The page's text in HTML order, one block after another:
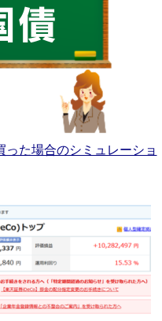
った場合のシミュレーショ